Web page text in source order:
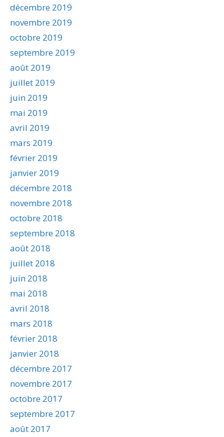
décembre 2019
novembre 2019
octobre 2019
septembre 2019
août 2019
juillet 2019
juin 2019
mai 2019
avril 2019
mars 2019
février 2019
janvier 2019
décembre 2018
novembre 2018
octobre 2018
septembre 2018
août 2018
juillet 2018
juin 2018
mai 2018
avril 2018
mars 2018
février 2018
janvier 2018
décembre 2017
novembre 2017
octobre 2017
septembre 2017
août 2017